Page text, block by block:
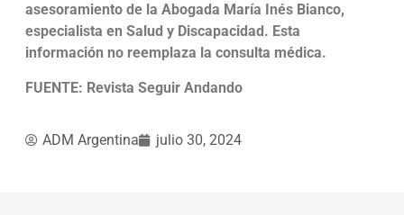
asesoramiento de la Abogada María Inés Bianco,
especialista en Salud y Discapacidad. Esta
información no reemplaza la consulta médica.
FUENTE: Revista Seguir Andando
ADM Argentina julio 30, 2024